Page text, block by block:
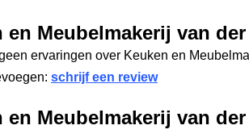
en Meubelmakerij van
ervaringen over Keuken en
schrijf een review
en Meubelmakerij van